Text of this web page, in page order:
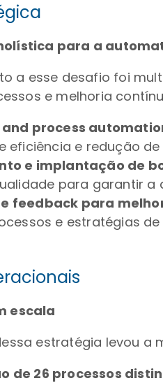
para a
a esse desafio foi
e melhoria
and process
eficiência e redução
e implantação de
para garantir
feedback para
e estratégias
escala
estratégia levou a
de 26 processos